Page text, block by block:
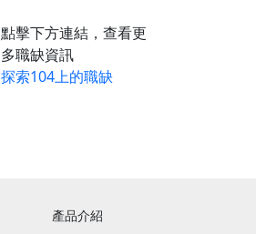
點擊下方連結，查看更
多職缺資訊
探索104上的職缺
產品介紹